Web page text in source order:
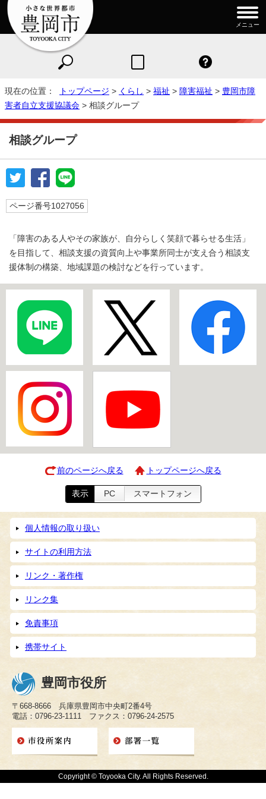
メニュー
現在の位置： トップページ > くらし > 福祉 > 障害福祉 > 豊岡市障
害者自立支援協議会 > 相談グループ
相談グループ
ページ番号1027056
「障害のある人やその家族が、自分らしく笑顔で暮らせる生活」
を目指して、相談支援の資質向上や事業所同士が支え合う相談支
援体制の構築、地域課題の検討などを行っています。
前のページへ戻る トップページへ戻る
表示 PC スマートフォン
個人情報の取り扱い
サイトの利用方法
リンク・著作権
リンク集
免責事項
携帯サイト
豊岡市役所
〒668-8666 兵庫県豊岡市中央町2番4号
電話：0796-23-1111 ファクス：0796-24-2575
Copyright © Toyooka City. All Rights Reserved.